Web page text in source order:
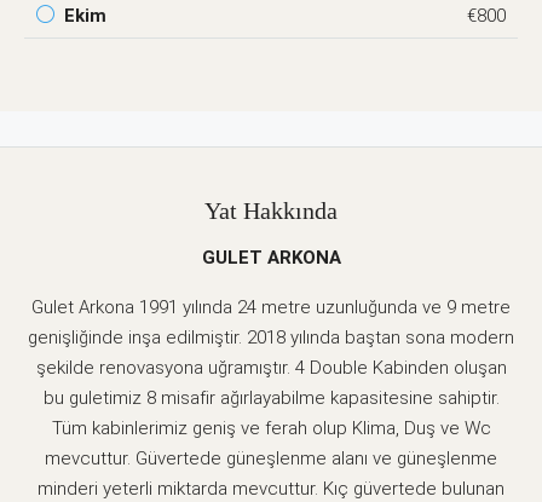
Ekim €800
Yat Hakkında
GULET ARKONA
Gulet Arkona 1991 yılında 24 metre uzunluğunda ve 9 metre
genişliğinde inşa edilmiştir. 2018 yılında baştan sona modern
şekilde renovasyona uğramıştır. 4 Double Kabinden oluşan
bu guletimiz 8 misafir ağırlayabilme kapasitesine sahiptir.
Tüm kabinlerimiz geniş ve ferah olup Klima, Duş ve Wc
mevcuttur. Güvertede güneşlenme alanı ve güneşlenme
minderi yeterli miktarda mevcuttur. Kıç güvertede bulunan